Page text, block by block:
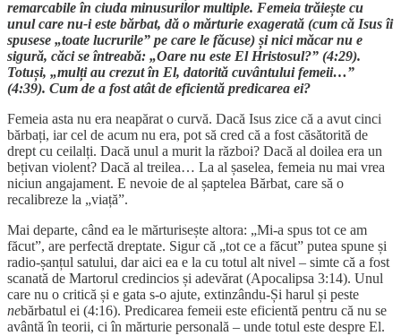
remarcabile în ciuda minusurilor multiple. Femeia trăiește cu
unul care nu-i este bărbat, dă o mărturie exagerată (cum că Isus îi
spusese „toate lucrurile” pe care le făcuse) și nici măcar nu e
sigură, căci se întreabă: „Oare nu este El Hristosul?” (4:29).
Totuși, „mulți au crezut în El, datorită cuvântului femeii…”
(4:39). Cum de a fost atât de eficientă predicarea ei?
Femeia asta nu era neapărat o curvă. Dacă Isus zice că a avut cinci
bărbați, iar cel de acum nu era, pot să cred că a fost căsătorită de
drept cu ceilalți. Dacă unul a murit la război? Dacă al doilea era un
bețivan violent? Dacă al treilea… La al șaselea, femeia nu mai vrea
niciun angajament. E nevoie de al șaptelea Bărbat, care să o
recalibreze la „viață”.
Mai departe, când ea le mărturisește altora: „Mi-a spus tot ce am
făcut”, are perfectă dreptate. Sigur că „tot ce a făcut” putea spune și
radio-șanțul satului, dar aici ea e la cu totul alt nivel – simte că a fost
scanată de Martorul credincios și adevărat (Apocalipsa 3:14). Unul
care nu o critică și e gata s-o ajute, extinzându-Și harul și peste
nebărbatul ei (4:16). Predicarea femeii este eficientă pentru că nu se
avântă în teorii, ci în mărturie personală – unde totul este despre El.